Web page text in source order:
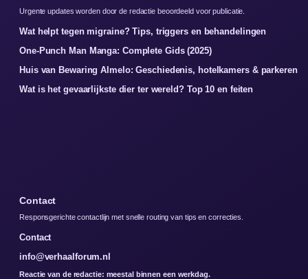
Urgente updates worden door de redactie beoordeeld voor publicatie.
Wat helpt tegen migraine? Tips, triggers en behandelingen
One-Punch Man Manga: Complete Gids (2025)
Huis van Bewaring Almelo: Geschiedenis, hotelkamers & parkeren
Wat is het gevaarlijkste dier ter wereld? Top 10 en feiten
Contact
Responsgerichte contactlijn met snelle routing van tips en correcties.
Contact
info@verhaalforum.nl
Reactie van de redactie: meestal binnen een werkdag.